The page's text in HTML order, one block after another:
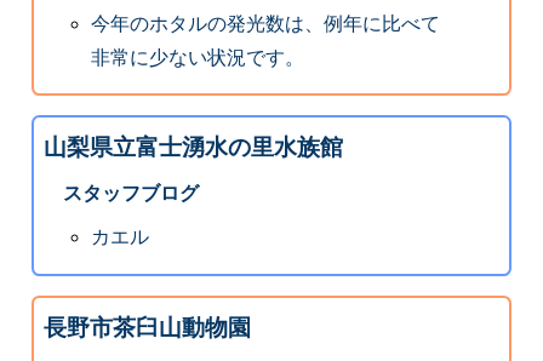
今年のホタルの発光数は、例年に比べて
非常に少ない状況です。
山梨県立富士湧水の里水族館
スタッフブログ
カエル
長野市茶臼山動物園